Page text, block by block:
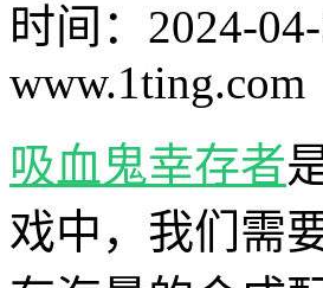
时间：2024-
www.1ting.com
吸血鬼幸存者
戏中，我们需